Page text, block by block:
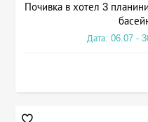
Почивка в хотел 3
Дата: 06.07 -